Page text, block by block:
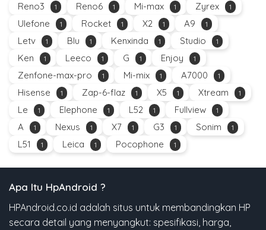
Reno3 1 Reno6 1 Mi-max 1 Zyrex 1
Ulefone 1 Rocket 1 X2 1 A9 1
Letv 1 Blu 1 Kenxinda 1 Studio 1
Ken 1 Leeco 1 G 1 Enjoy 1
Zenfone-max-pro 1 Mi-mix 1 A7000 1
Hisense 1 Zap-6-flaz 1 X5 1 Xtream 1
Le 1 Elephone 1 L52 1 Fullview 1
A 1 Nexus 1 X7 1 G3 1 Sonim 1
L51 1 Leica 1 Pocophone 1
Apa Itu HpAndroid ?
HPAndroid.co.id adalah situs untuk membandingkan HP
secara detail yang menyangkut: spesifikasi, harga,